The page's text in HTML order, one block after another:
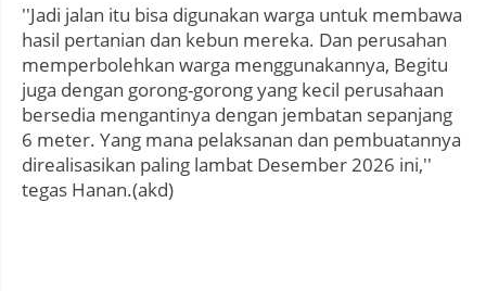
''Jadi jalan itu bisa digunakan warga untuk membawa
hasil pertanian dan kebun mereka. Dan perusahan
memperbolehkan warga menggunakannya, Begitu
juga dengan gorong-gorong yang kecil perusahaan
bersedia mengantinya dengan jembatan sepanjang
6 meter. Yang mana pelaksanan dan pembuatannya
direalisasikan paling lambat Desember 2026 ini,''
tegas Hanan.(akd)